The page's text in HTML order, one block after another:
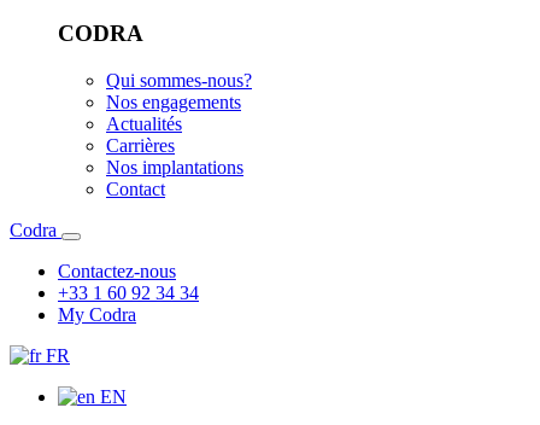
CODRA
Qui sommes-nous?
Nos engagements
Actualités
Carrières
Nos implantations
Contact
Codra
Contactez-nous
+33 1 60 92 34 34
My Codra
FR
EN